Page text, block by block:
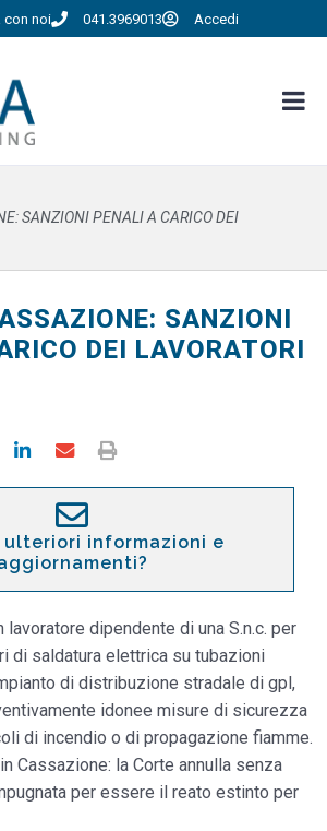
con noi 041.3969013 Accedi
SANZIONI PENALI A CARICO DEI
SANZIONI
DEI LAVORATORI
ulteriori informazioni e
dipendente di una S.n.c. per
di saldatura elettrica su tubazioni
di distribuzione stradale di gpl,
idonee misure di sicurezza
di incendio o di propagazione fiamme.
Cassazione: la Corte annulla senza
per essere il reato estinto per